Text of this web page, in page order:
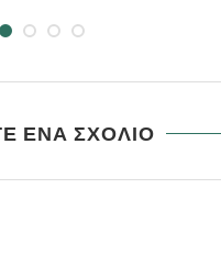
ΕΝΑ ΣΧΟΛΙΟ